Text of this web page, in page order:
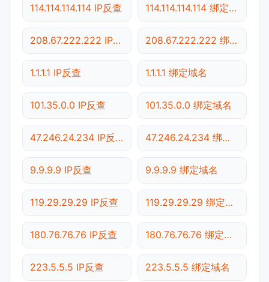
114.114.114.114 IP反查 114.114.114.114 绑定域名
208.67.222.222 IP反查 208.67.222.222 绑定域名
1.1.1.1 IP反查 1.1.1.1 绑定域名
101.35.0.0 IP反查 101.35.0.0 绑定域名
47.246.24.234 IP反查 47.246.24.234 绑定域名
9.9.9.9 IP反查 9.9.9.9 绑定域名
119.29.29.29 IP反查 119.29.29.29 绑定域名
180.76.76.76 IP反查 180.76.76.76 绑定域名
223.5.5.5 IP反查 223.5.5.5 绑定域名